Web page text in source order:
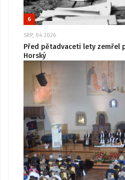
6
SRP, 04 2026
Před pětadvaceti lety zemřel
Horský